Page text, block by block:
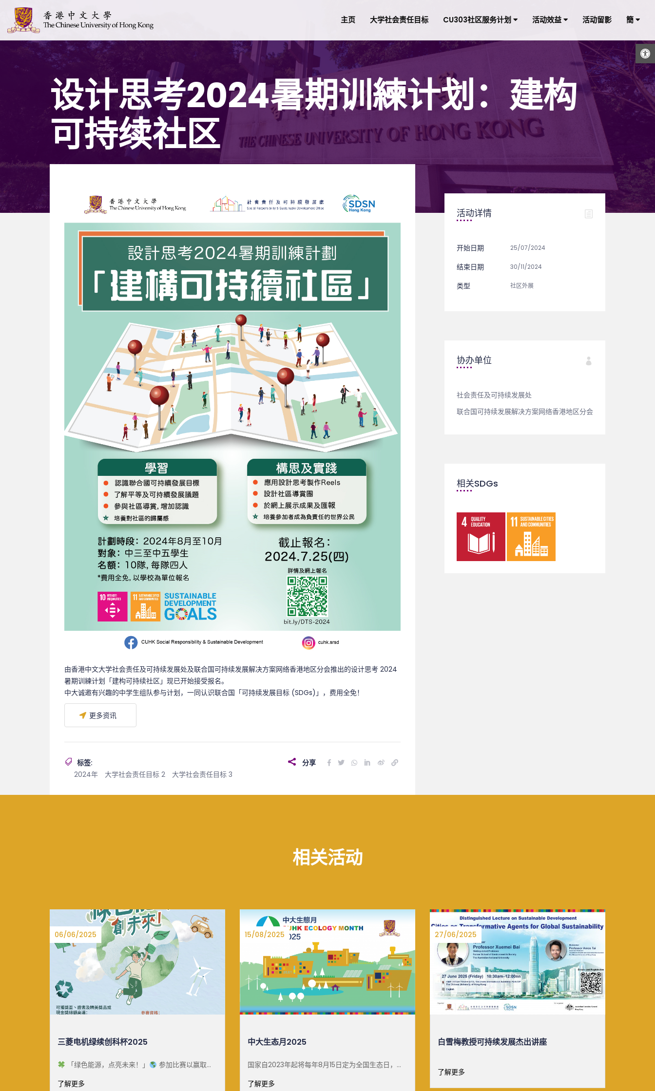
打开工具栏
主页 大学社会责任目标 CU303社区服务计划 活动效益 活动留影 簡
设计思考2024暑期训練计划：建构
可持续社区
由香港中文大学社会责任及可持续发展处及联合国可持续发展解决方案网络香港地区分会推出的设计思考 2024
暑期训練计划「建构可持续社区」现已开始接受报名。
中大诚邀有兴趣的中学生组队参与计划，一同认识联合国「可持续发展目标 (SDGs)」，费用全免！
更多资讯
标签:
2024年
大学社会责任目标 2 大学社会责任目标 3
分享
活动详情
开始日期 25/07/2024
结束日期 30/11/2024
类型 社区外展
协办单位
社会责任及可持续发展处
联合国可持续发展解决方案网络香港地区分会
相关SDGs
相关活动
15/08/2025
中大生态月2025
国家自2023年起将每年8月15日定为全国生态日，旨
工作。为了响 [&he...
了解更多
27/06/2025
白雪梅教授可持续发展杰出讲座
16/05/2025
IMM ESSENTIALS: TASTER CLASS